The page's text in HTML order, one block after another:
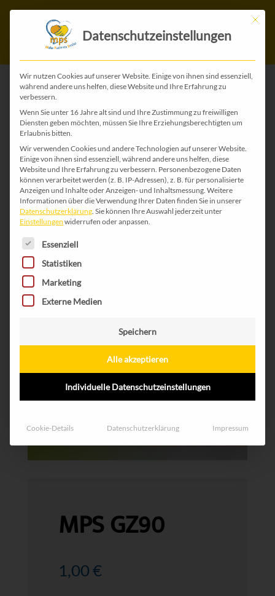
KARTEN
MPS GZ90
1,00€
Mit
Datenschutzeinstellungen
Wir nutzen Cookies auf unserer Website. Einige von ihnen sind essenziell,
während andere uns helfen, diese Website und Ihre Erfahrung zu
verbessern.
Wenn Sie unter 16 Jahre alt sind und Ihre Zustimmung zu freiwilligen
Diensten geben möchten, müssen Sie Ihre Erziehungsberechtigten um
Erlaubnis bitten.
Wir verwenden Cookies und andere Technologien auf unserer Website.
Einige von ihnen sind essenziell, während andere uns helfen, diese
Website und Ihre Erfahrung zu verbessern. Personenbezogene Daten
können verarbeitet werden (z. B. IP-Adressen), z. B. für personalisierte
Anzeigen und Inhalte oder Anzeigen- und Inhaltsmessung. Weitere
Informationen über die Verwendung Ihrer Daten finden Sie in unserer
Datenschutzerklärung. Sie können Ihre Auswahl jederzeit unter
Einstellungen widerrufen oder anpassen.
Es folgt eine Liste der Service-Gruppen, für die
Essenziell
Statistiken
Marketing
Externe Medien
Speichern
Alle akzeptieren
Individuelle Datenschutzeinstellungen
Cookie-Details Datenschutzerklärung Impressum